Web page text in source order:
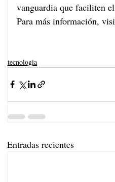
vanguardia que faciliten
Para más información,
tecnologia
Entradas recientes